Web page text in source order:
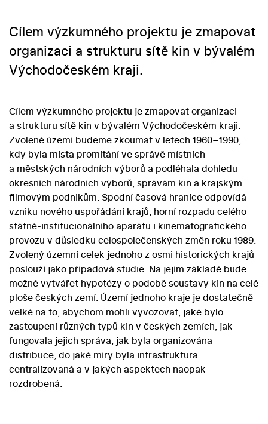
Cílem výzkumného projektu je zmapovat
organizaci a strukturu sítě kin v bývalém
Východočeském kraji.
Cílem výzkumného projektu je zmapovat organizaci
a strukturu sítě kin v bývalém Východočeském kraji.
Zvolené území budeme zkoumat v letech 1960–1990,
kdy byla místa promítání ve správě místních
a městských národních výborů a podléhala dohledu
okresních národních výborů, správám kin a krajským
filmovým podnikům. Spodní časová hranice odpovídá
vzniku nového uspořádání krajů, horní rozpadu celého
státně-institucionálního aparátu i kinematografického
provozu v důsledku celospolečenských změn roku 1989.
Zvolený územní celek jednoho z osmi historických krajů
poslouží jako případová studie. Na jejím základě bude
možné vytvářet hypotézy o podobě soustavy kin na celé
ploše českých zemí. Území jednoho kraje je dostatečně
velké na to, abychom mohli vyvozovat, jaké bylo
zastoupení různých typů kin v českých zemích, jak
fungovala jejich správa, jak byla organizována
distribuce, do jaké míry byla infrastruktura
centralizovaná a v jakých aspektech naopak
rozdrobená.